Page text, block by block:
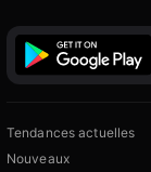
Tendances actuelles
Nouveaux